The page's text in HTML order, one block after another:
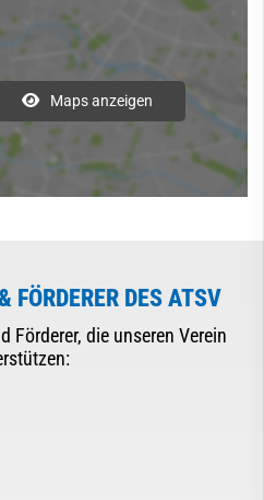
Maps anzeigen
FÖRDERER DES ATSV
Förderer, die unseren Verein